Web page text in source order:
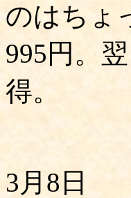
のはちょ
995円。
得。
3月8日